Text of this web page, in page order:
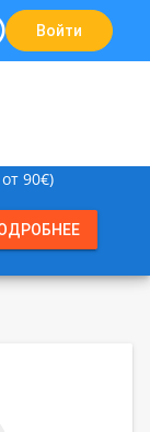
Войти
90€)